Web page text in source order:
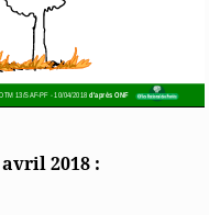
2018 :